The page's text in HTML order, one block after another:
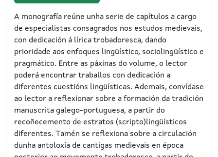
A monografía reúne unha serie de capítulos a cargo
de especialistas consagrados nos estudos medievais,
con dedicación á lírica trobadoresca, dando
prioridade aos enfoques lingüístico, sociolingüístico e
pragmático. Entre as páxinas do volume, o lector
poderá encontrar traballos con dedicación a
diferentes cuestións lingüísticas. Ademais, convídase
ao lector a reflexionar sobre a formación da tradición
manuscrita galego-portuguesa, a partir do
recoñecemento de estratos (scripto)lingüísticos
diferentes. Tamén se reflexiona sobre a circulación
dunha antoloxía de cantigas medievais en época